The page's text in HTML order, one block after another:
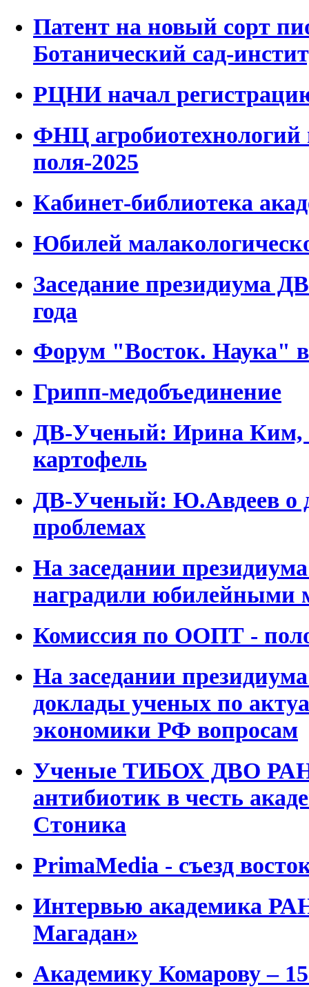
Патент на новый сорт
Ботанический сад-
РЦНИ начал
ФНЦ
поля-2025
Кабинет-библиотека
Юбилей
Заседание президиума
года
Форум "Восток. Наука"
Грипп-медобъединение
ДВ-Ученый: Ирина Ким,
картофель
ДВ-Ученый: Ю.Авдеев о
проблемах
На заседании
наградили юбилейными
Комиссия по ООПТ -
На заседании
доклады ученых по
экономики РФ вопросам
Ученые ТИБОХ ДВО РАН
антибиотик в честь
Стоника
PrimaMedia - съезд
Интервью академика
Магадан»
Академику Комарову –